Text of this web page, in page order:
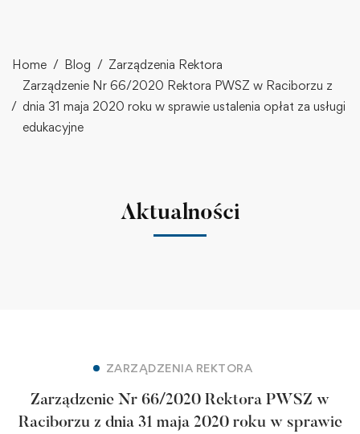
Home Blog
Zarządzenia Rektora
Zarządzenie Nr 66/2020 Rektora PWSZ w Raciborzu z
dnia 31 maja 2020 roku w sprawie ustalenia opłat za usługi
edukacyjne
Aktualności
ZARZĄDZENIA REKTORA
Zarządzenie Nr 66/2020 Rektora PWSZ w
Raciborzu z dnia 31 maja 2020 roku w sprawie